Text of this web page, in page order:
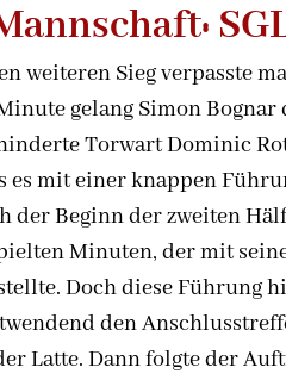
weiteren Sieg verpasste
gelang Simon
Torwart Dominic
es mit einer knappen
der Beginn der zweiten
Minuten, der mit
Doch diese Führung
den
Latte. Dann folgte der